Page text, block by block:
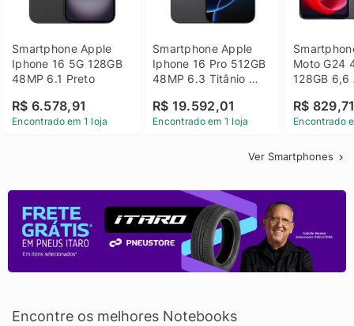
Smartphone Apple
Iphone 16 5G 128GB
48MP 6.1 Preto
R$ 6.578,91
Encontrado em 1 loja
Smartphone Apple
Iphone 16 Pro 512GB
48MP 6.3 Titânio
R$ 19.592,01
Encontrado em 1 loja
Moto G24
128GB 6,6
R$
Encontrado
Ver Smartphones
Encontre os melhores Notebooks